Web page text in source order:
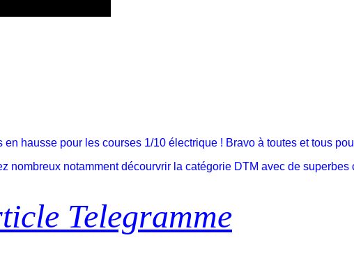
hausse pour les courses 1/10 électrique ! Bravo à toutes et tous
nombreux notamment décourvrir la catégorie DTM avec de
Telegramme